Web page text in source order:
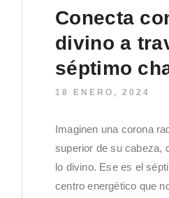
Conecta
divino a
séptimo
18 ENERO, 2024
Imaginen una corona
superior de su cabeza,
lo divino. Ese es el
centro energético que